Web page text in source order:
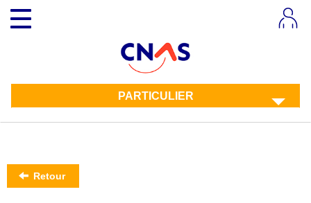
contenu
principal
Toggle
navigation
PARTICULIER
Retour